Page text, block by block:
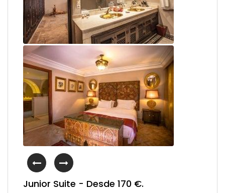
Junior Suite - Desde 170 €.